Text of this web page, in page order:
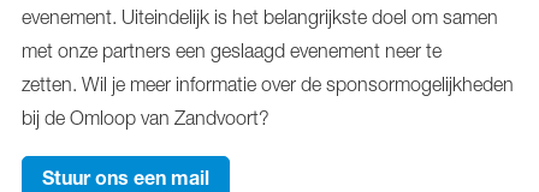
evenement. Uiteindelijk is het belangrijkste doel om samen
met onze partners een geslaagd evenement neer te
zetten. Wil je meer informatie over de sponsormogelijkheden
bij de Omloop van Zandvoort?
Stuur ons een mail